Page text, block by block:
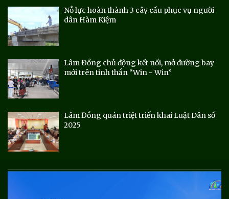
Nỗ lực hoàn thành 3 cây cầu phục vụ người
dân Hàm Kiệm
Lâm Đồng chủ động kết nối, mở đường bay
mới trên tinh thần “Win - Win”
Lâm Đồng quán triệt triển khai Luật Dân số
2025